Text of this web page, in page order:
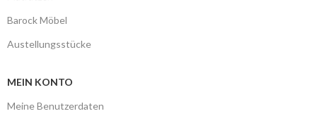
Barock Möbel
Austellungsstücke
MEIN KONTO
Meine Benutzerdaten